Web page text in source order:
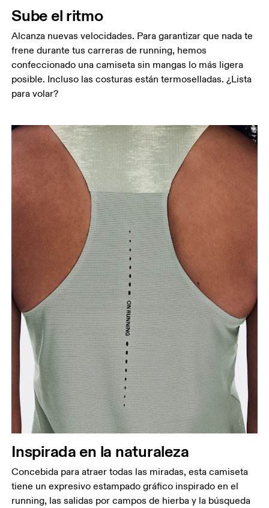
cintura.
Cadera
Mide el contorno de la parte más ancha de las
caderas.
Sube el ritmo
Alcanza nuevas velocidades. Para garantizar que nada te
frene durante tus carreras de running, hemos
confeccionado una camiseta sin mangas lo más ligera
posible. Incluso las costuras están termoselladas. ¿Lista
para volar?
Inspirada en la naturaleza
Concebida para atraer todas las miradas, esta camiseta
tiene un expresivo estampado gráfico inspirado en el
running, las salidas por campos de hierba y la búsqueda